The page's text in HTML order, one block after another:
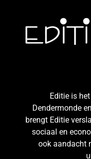
Editie is
Dendermonde
brengt Editie
sociaal en
ook aandacht